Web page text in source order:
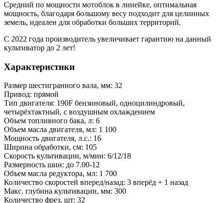
Средний по мощности мотоблок в линейке, оптимальная
мощность, благодаря большому весу подходит для целинных
земель, идеален для обработки больших территорий.
С 2022 года производитель увеличивает гарантию на данный
культиватор до 2 лет!
Характеристики
Размер шестигранного вала, мм: 32
Привод: прямой
Тип двигателя: 190F бензиновый, одноцилиндровый,
четырёхтактный, с воздушным охлаждением
Объем топливного бака, л: 6
Объем масла двигателя, мл: 1 100
Мощность двигателя, л.с.: 16
Ширина обработки, см: 105
Скорость культивации, м/мин: 6/12/18
Размерность шин: до 7.00-12
Объем масла редуктора, мл: 1 700
Количество скоростей вперед/назад: 3 вперёд + 1 назад
Макс. глубина культивации, мм: 300
Количество фрез, шт: 32